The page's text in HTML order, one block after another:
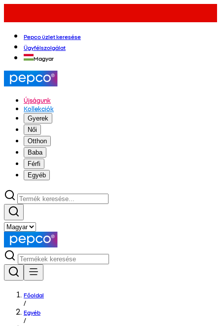
Pepco üzlet keresése
Ügyfélszolgálat
Magyar
Újságunk
Kollekciók
Gyerek
Női
Otthon
Baba
Férfi
Egyéb
Főoldal
/
Egyéb
/